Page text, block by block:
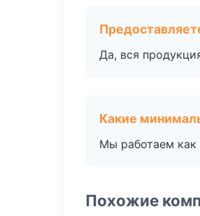
Да, вся
Какие
Мы работаем как
Похожие